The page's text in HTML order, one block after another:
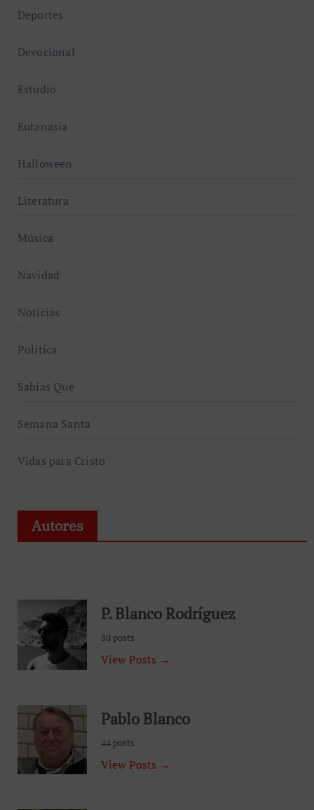
Deportes
Devocional
Estudio
Eutanasia
Halloween
Literatura
Música
Navidad
Noticias
Política
Sabías Que
Semana Santa
Vidas para Cristo
Autores
P. Blanco Rodríguez
80 posts
View Posts →
Pablo Blanco
44 posts
View Posts →